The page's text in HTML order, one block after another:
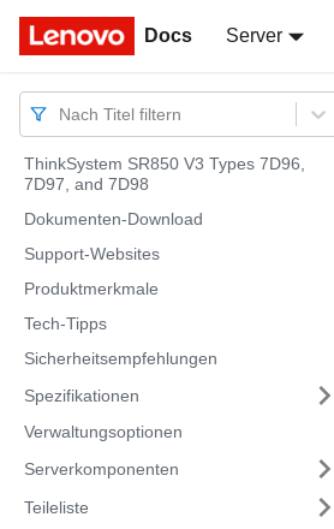
Docs Server
Docs
Nach Titel filtern
ThinkSystem SR850 V3 Types 7D96,
7D97, and 7D98
Dokumenten-Download
Support-Websites
Produktmerkmale
Tech-Tipps
Sicherheitsempfehlungen
Spezifikationen
Verwaltungsoptionen
Serverkomponenten
Teileliste